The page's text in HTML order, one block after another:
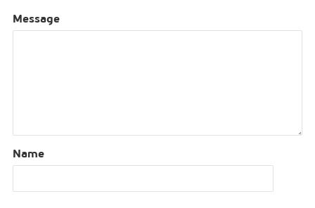
Message
Name